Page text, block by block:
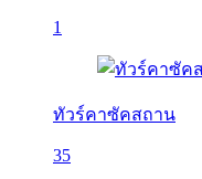
1
ทัวร์คาซัคสถาน
35